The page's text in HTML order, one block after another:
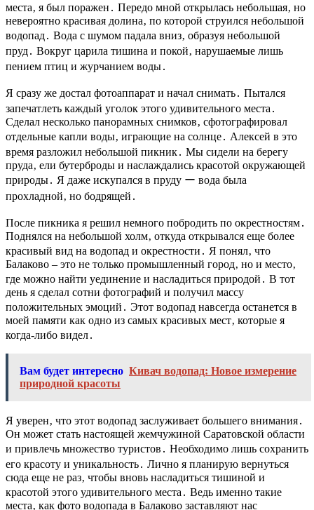
места‚ я был поражен․ Передо мной открылась небольшая‚ но
невероятно красивая долина‚ по которой струился небольшой
водопад․ Вода с шумом падала вниз‚ образуя небольшой
пруд․ Вокруг царила тишина и покой‚ нарушаемые лишь
пением птиц и журчанием воды․
Я сразу же достал фотоаппарат и начал снимать․ Пытался
запечатлеть каждый уголок этого удивительного места․
Сделал несколько панорамных снимков‚ сфотографировал
отдельные капли воды‚ играющие на солнце․ Алексей в это
время разложил небольшой пикник․ Мы сидели на берегу
пруда‚ ели бутерброды и наслаждались красотой окружающей
природы․ Я даже искупался в пруду ー вода была
прохладной‚ но бодрящей․
После пикника я решил немного побродить по окрестностям․
Поднялся на небольшой холм‚ откуда открывался еще более
красивый вид на водопад и окрестности․ Я понял‚ что
Балаково – это не только промышленный город‚ но и место‚
где можно найти уединение и насладиться природой․ В тот
день я сделал сотни фотографий и получил массу
положительных эмоций․ Этот водопад навсегда останется в
моей памяти как одно из самых красивых мест‚ которые я
когда-либо видел․
Вам будет интересно Кивач водопад: Новое измерение
природной красоты
Я уверен‚ что этот водопад заслуживает большего внимания․
Он может стать настоящей жемчужиной Саратовской области
и привлечь множество туристов․ Необходимо лишь сохранить
его красоту и уникальность․ Лично я планирую вернуться
сюда еще не раз‚ чтобы вновь насладиться тишиной и
красотой этого удивительного места․ Ведь именно такие
места‚ как фото водопада в Балаково заставляют нас